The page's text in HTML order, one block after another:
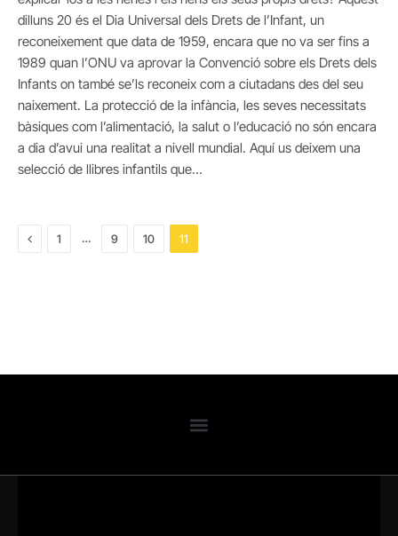
dilluns 20 és el Dia Universal dels Drets de l’Infant, un
reconeixement que data de 1959, encara que no va ser fins a
1989 quan l’ONU va aprovar la Convenció sobre els Drets dels
Infants on també se’ls reconeix com a ciutadans des del seu
naixement. La protecció de la infància, les seves necessitats
bàsiques com l’alimentació, la salut o l’educació no són encara
a dia d’avui una realitat a nivell mundial. Aquí us deixem una
selecció de llibres infantils que…
Previous
1 … 9 10 11